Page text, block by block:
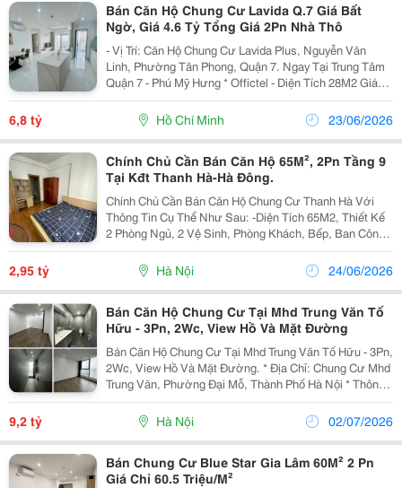
Bán Căn Hộ Chung Cư Lavida Q.7 Giá Bất
Ngờ, Giá 4.6 Tỷ Tổng Giá 2Pn Nhà Thô
- Vị Trí: Căn Hộ Chung Cư Lavida Plus, Nguyễn Văn
Linh, Phường Tân Phong, Quận 7. Ngay Tại Trung Tâm
Quận 7 - Phú Mỹ Hưng * Offictel - Diện Tích 28M2 Giá
2.15 Tỷ - Diện Tích 37M2 Giá 2.5 Tỷ =≫ Nhà Hoàn Thiện
Cơ Bản * Căn Hộ 1Pn -...
6,8 tỷ Hồ Chí Minh 23/06/2026
Chính Chủ Cần Bán Căn Hộ 65M², 2Pn Tầng 9
Tại Kđt Thanh Hà-Hà Đông.
Chính Chủ Cần Bán Căn Hộ Chung Cư Thanh Hà Với
Thông Tin Cụ Thể Như Sau: -Diện Tích 65M2, Thiết Kế
2 Phòng Ngủ, 2 Vệ Sinh, Phòng Khách, Bếp, Ban Công
Ngang Rộng Hướng Nam Đón Gió Thoáng Mát. -Nội
Thất Để Lại Có: Giường, Tủ, Nóng Lạnh, Điều Hòa,...
2,95 tỷ Hà Nội 24/06/2026
Bán Căn Hộ Chung Cư Tại Mhd Trung Văn Tố
Hữu - 3Pn, 2Wc, View Hồ Và Mặt Đường
Bán Căn Hộ Chung Cư Tại Mhd Trung Văn Tố Hữu - 3Pn,
2Wc, View Hồ Và Mặt Đường. * Địa Chỉ: Chung Cư Mhd
Trung Văn, Phường Đại Mỗ, Thành Phố Hà Nội * Thông
Tin Căn Hộ: - View Đẹp, 2 Phòng Ngủ Đều Có Cửa Sổ
View Hồ Điều Hòa Và Đường Tố Hữu. ...
9,2 tỷ Hà Nội 02/07/2026
Bán Chung Cư Blue Star Gia Lâm 60M² 2 Pn
Giá Chỉ 60.5 Triệu/M²